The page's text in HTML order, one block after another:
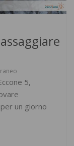
5,
un giorno